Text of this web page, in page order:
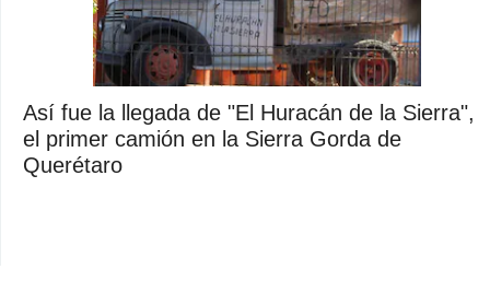
Así fue la llegada de "El Huracán de la Sierra",
el primer camión en la Sierra Gorda de
Querétaro